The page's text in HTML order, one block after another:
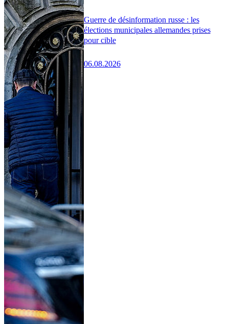
Guerre de désinformation russe : les
élections municipales allemandes prises
pour cible
06.08.2026